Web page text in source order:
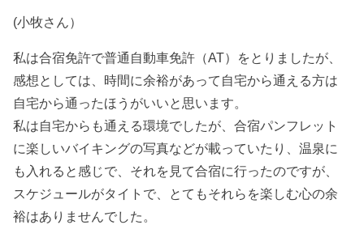
(小牧さん）
私は合宿免許で普通自動車免許（AT）をとりましたが、
感想としては、時間に余裕があって自宅から通える方は
自宅から通ったほうがいいと思います。
私は自宅からも通える環境でしたが、合宿パンフレット
に楽しいバイキングの写真などが載っていたり、温泉に
も入れると感じで、それを見て合宿に行ったのですが、
スケジュールがタイトで、とてもそれらを楽しむ心の余
裕はありませんでした。